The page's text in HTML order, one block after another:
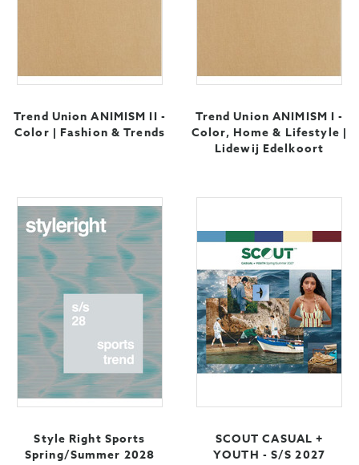
Trend Union ANIMISM II -
Color | Fashion & Trends
Trend Union ANIMISM I -
Color, Home & Lifestyle |
Lidewij Edelkoort
Style Right Sports
Spring/Summer 2028
SCOUT CASUAL +
YOUTH - S/S 2027